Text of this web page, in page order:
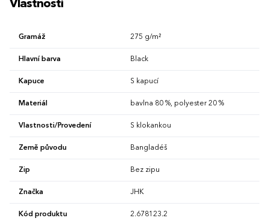
Vlastnosti
Gramáž 275 g/m²
Hlavní barva Black
Kapuce S kapucí
Materiál bavlna 80 %, polyester 20 %
Vlastnosti/Provedení S klokankou
Země původu Bangladéš
Zip Bez zipu
Značka JHK
Kód produktu 2.678123.2